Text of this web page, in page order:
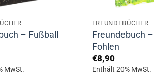
– Fußball
MwSt.
FREUNDEBÜCHER
Freundebuch
Fohlen
€8,90
Enthält 20% MwSt.